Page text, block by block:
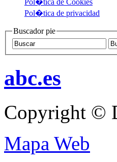
Pol�tica de privacidad
Buscador pie
abc.es
Copyright ©
Mapa Web